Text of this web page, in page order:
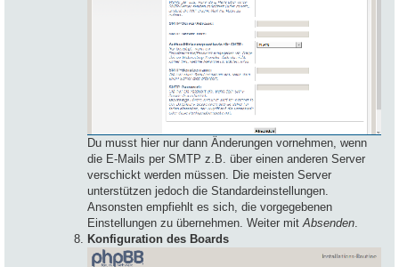
Du musst hier nur dann Änderungen vornehmen, wenn
die E-Mails per SMTP z.B. über einen anderen Server
verschickt werden müssen. Die meisten Server
unterstützen jedoch die Standardeinstellungen.
Ansonsten empfiehlt es sich, die vorgegebenen
Einstellungen zu übernehmen. Weiter mit Absenden
Konfiguration des Boards